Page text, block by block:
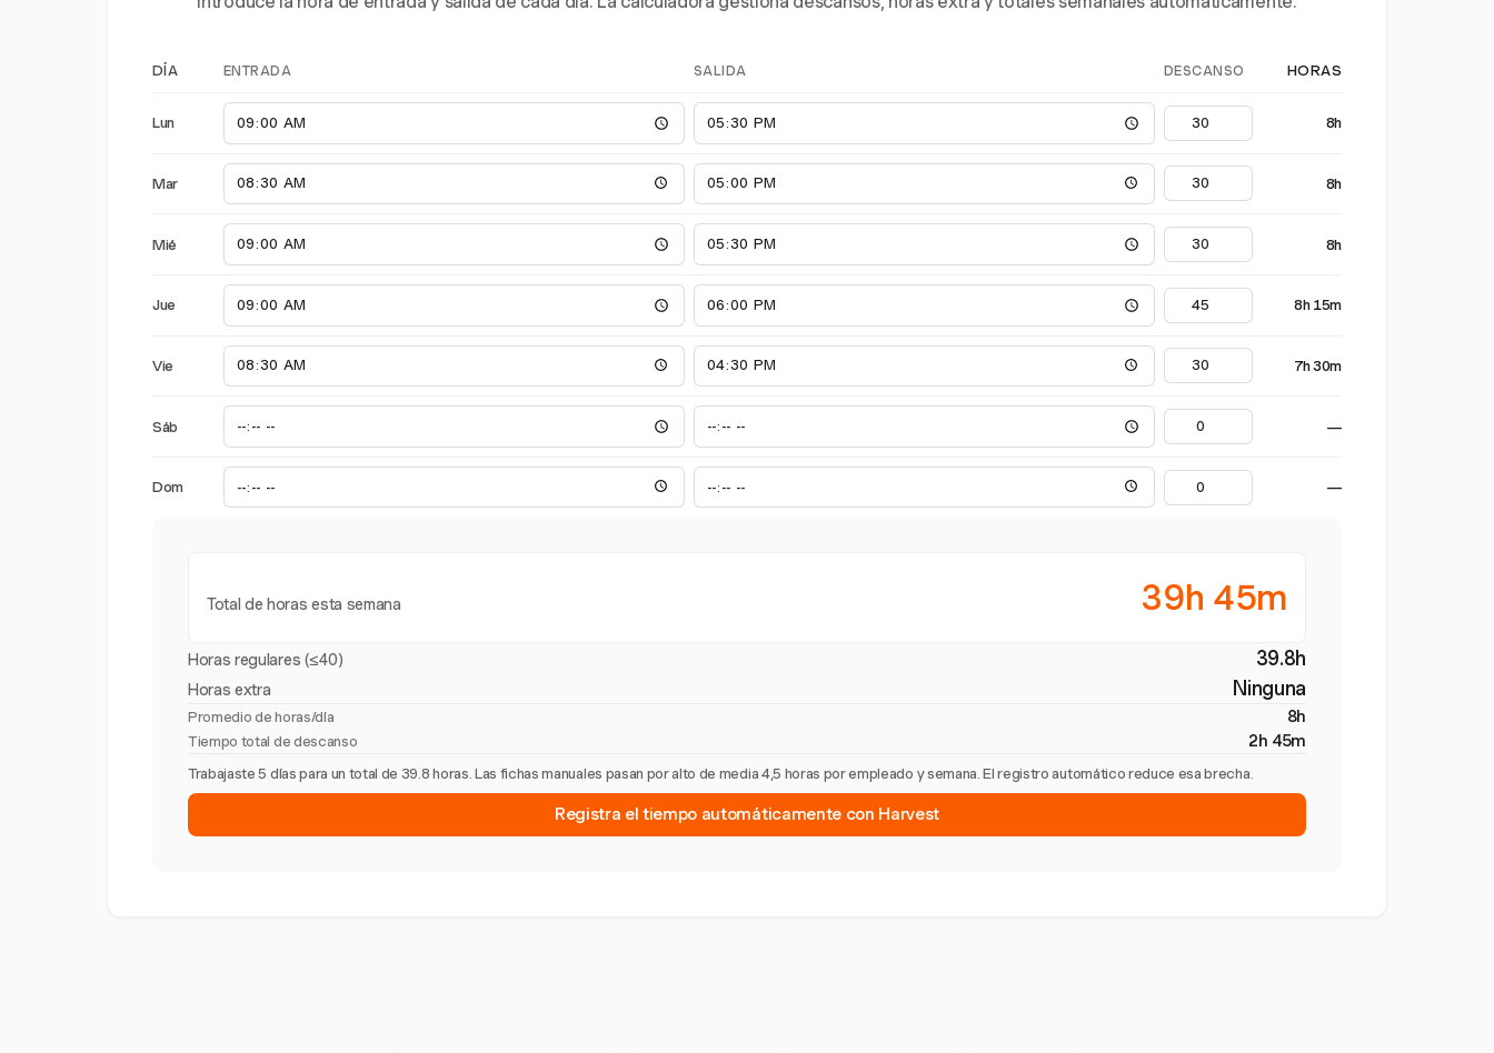
DÍA ENTRADA SALIDA DESCANSO HORAS
Lun 8h
Mar 8h
Mié 8h
Jue 8h 15m
Vie 7h 30m
Sáb —
Dom —
Total de horas esta semana 39h 45m
Horas regulares (≤40) 39.8h
Horas extra Ninguna
Promedio de horas/día 8h
Tiempo total de descanso 2h 45m
Trabajaste 5 días para un total de 39.8 horas. Las fichas manuales pasan por alto de media 4,5 horas por empleado y semana. El registro automático reduce esa brecha.
Registra el tiempo automáticamente con Harvest